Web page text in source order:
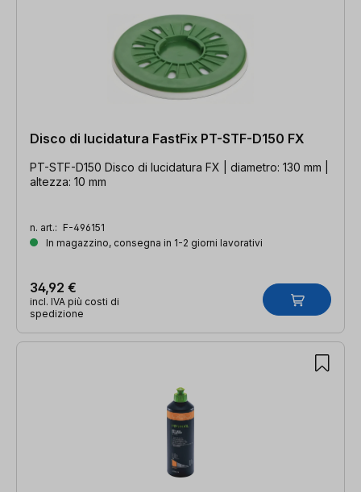
Disco di lucidatura FastFix PT-STF-D150 FX
PT-STF-D150 Disco di lucidatura FX | diametro: 130 mm |
altezza: 10 mm
n. art.: F-496151
In magazzino, consegna in 1-2 giorni lavorativi
34,92 €
incl. IVA più costi di
spedizione